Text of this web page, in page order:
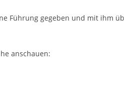
Führung gegeben und mit ihm
anschauen: